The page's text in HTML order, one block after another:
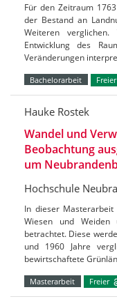
Für den Zeitraum
der Bestand an
Weiteren
Entwicklung des
Veränderungen
Bachelorarbeit Freier
Hauke Rostek
Wandel und
Beobachtung
um
Hochschule
In dieser Masterarbeit
Wiesen und Weiden
betrachtet. Diese
und 1960 Jahre
bewirtschaftete
Masterarbeit Freier